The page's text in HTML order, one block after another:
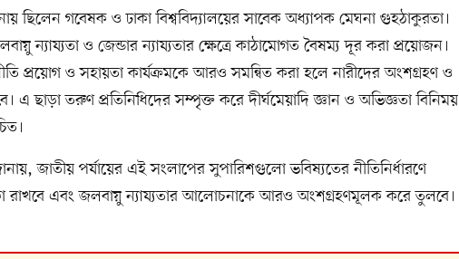
ছিলেন গবেষক ও ঢাকা বিশ্ববিদ্যালয়ের সাবেক অধ্যাপক মেঘনা গুহঠাকুরতা।
ন্যায্যতা ও জেন্ডার ন্যায্যতার ক্ষেত্রে কাঠামোগত বৈষম্য দূর করা প্রয়োজন।
নীতি প্রয়োগ ও সহায়তা কার্যক্রমকে আরও সমন্বিত করা হলে নারীদের অংশগ্রহণ ও
এ ছাড়া তরুণ প্রতিনিধিদের সম্পৃক্ত করে দীর্ঘমেয়াদি জ্ঞান ও অভিজ্ঞতা বিনিময়
জাতীয় পর্যায়ের এই সংলাপের সুপারিশগুলো ভবিষ্যতের নীতিনির্ধারণে
রাখবে এবং জলবায়ু ন্যায্যতার আলোচনাকে আরও অংশগ্রহণমূলক করে তুলবে।